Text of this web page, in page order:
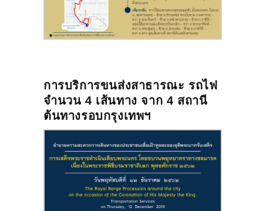
การบริการขนส่งสาธารณะ รถไฟ
จำนวน 4 เส้นทาง จาก 4 สถานี
ต้นทางรอบกรุงเทพฯ